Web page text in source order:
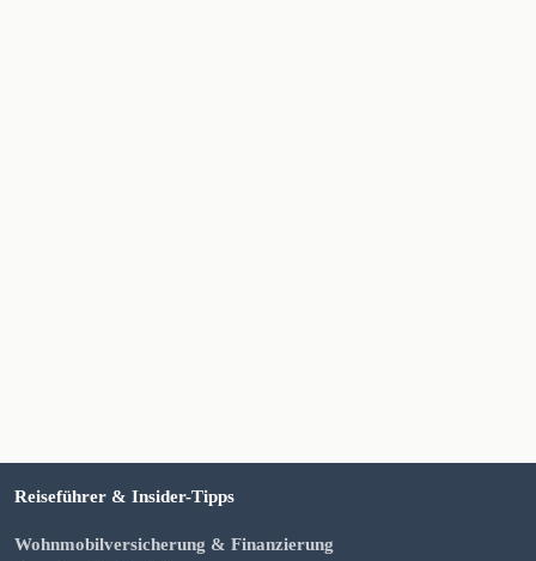
Reiseführer & Insider-Tipps
Wohnmobilversicherung & Finanzierung